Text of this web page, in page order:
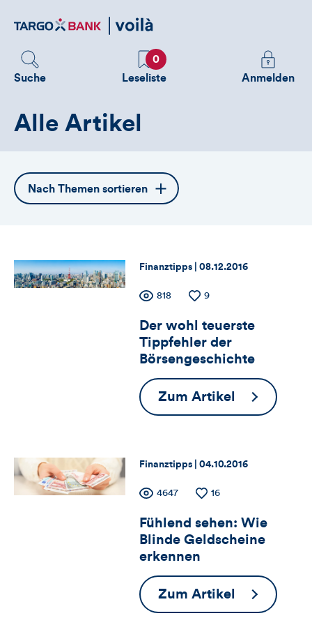
zum
Suche
Favoriten
0
Leseliste
Melden
Sie
Anmelden
Alle Artikel
Öffnet
die
Nach Themen sortieren
Thema:
Finanztipps | Datum:
08.12.2016
Zähler
für
Views,
Likes
und
dieses
Artikels
Anzahl
Views
818
Anzahl
Likes
9
Der wohl teuerste
Tippfehler der
Börsengeschichte
Zum Artikel
Der
wohl
Tippfehler
Thema:
Finanztipps | Datum:
04.10.2016
Zähler
für
Views,
Likes
und
Anzahl
Views
4647
Anzahl
Likes
16
Fühlend sehen: Wie
Blinde Geldscheine
erkennen
Zum Artikel
Fühlend
sehen: